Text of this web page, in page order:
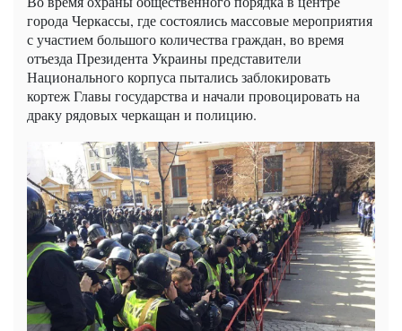
города Черкассы, где состоялись массовые мероприятия
с участием большого количества граждан, во время
отъезда Президента Украины представители
Национального корпуса пытались заблокировать
кортеж Главы государства и начали провоцировать на
драку рядовых черкащан и полицию.